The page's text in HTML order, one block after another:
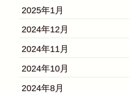
2025年1月
2024年12月
2024年11月
2024年10月
2024年8月